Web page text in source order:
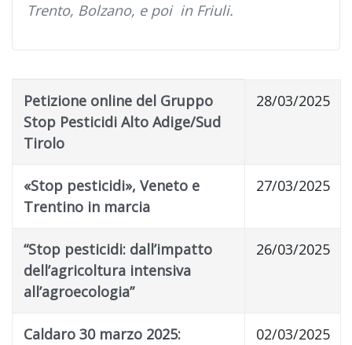
Trento, Bolzano, e poi in Friuli.
Title Published Date
Petizione online del Gruppo
Stop Pesticidi Alto Adige/Sud
Tirolo
28/03/2025
«Stop pesticidi», Veneto e
Trentino in marcia
27/03/2025
“Stop pesticidi: dall’impatto
dell’agricoltura intensiva
all’agroecologia”
26/03/2025
Caldaro 30 marzo 2025:
02/03/2025